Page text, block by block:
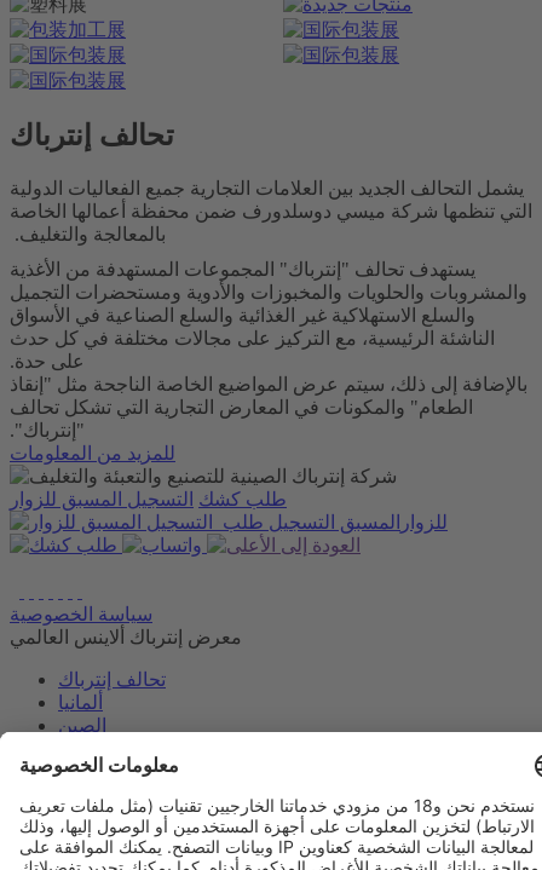
تحالف إنترباك
يشمل التحالف الجديد بين العلامات التجارية جميع الفعاليات الدولية
التي تنظمها شركة ميسي دوسلدورف ضمن محفظة أعمالها الخاصة
بالمعالجة والتغليف.
يستهدف تحالف "إنترباك" المجموعات المستهدفة من الأغذية
والمشروبات والحلويات والمخبوزات والأدوية ومستحضرات التجميل
والسلع الاستهلاكية غير الغذائية والسلع الصناعية في الأسواق
الناشئة الرئيسية، مع التركيز على مجالات مختلفة في كل حدث
على حدة.
بالإضافة إلى ذلك، سيتم عرض المواضيع الخاصة الناجحة مثل "إنقاذ
الطعام" والمكونات في المعارض التجارية التي تشكل تحالف
"إنترباك".
للمزيد من المعلومات
التسجيل المسبق للزوار
طلب كشك
طلب التسجيل المسبق للزوار
سياسة الخصوصية
معرض إنترباك ألاينس العالمي
تحالف إنترباك
ألمانيا
الصين
الهند
الجزائر
تايلاند
فيلبيني